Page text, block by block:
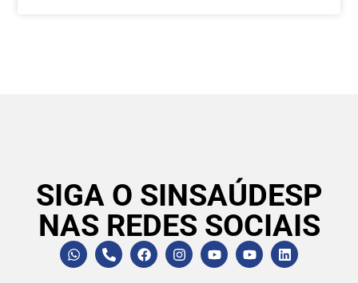
SIGA O SINSAÚDESP
NAS REDES SOCIAIS